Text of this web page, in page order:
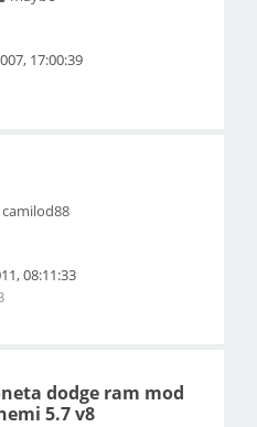
17:00:39
camilod88
08:11:33
dodge ram mod
5.7 v8